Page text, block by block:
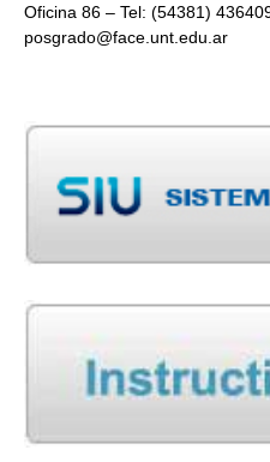
Oficina 86 – Tel: (54381)
posgrado@face.unt.edu.ar